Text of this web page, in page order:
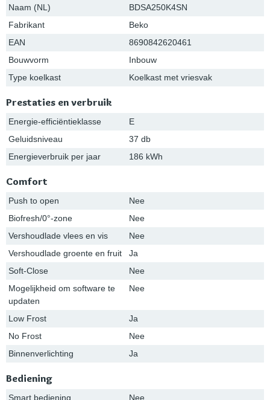
Naam (NL)
BDSA250K4SN
Fabrikant
Beko
EAN
8690842620461
Bouwvorm
Inbouw
Type koelkast
Koelkast met vriesvak
Prestaties en verbruik
Energie-efficiëntieklasse
E
Geluidsniveau
37 db
Energieverbruik per jaar
186 kWh
Comfort
Push to open
Nee
Biofresh/0°-zone
Nee
Vershoudlade vlees en vis
Nee
Vershoudlade groente en fruit
Ja
Soft-Close
Nee
Mogelijkheid om software te
updaten
Nee
Low Frost
Ja
No Frost
Nee
Binnenverlichting
Ja
Bediening
Smart bediening
Nee